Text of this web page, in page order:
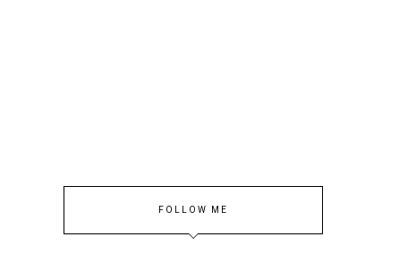
FOLLOW ME